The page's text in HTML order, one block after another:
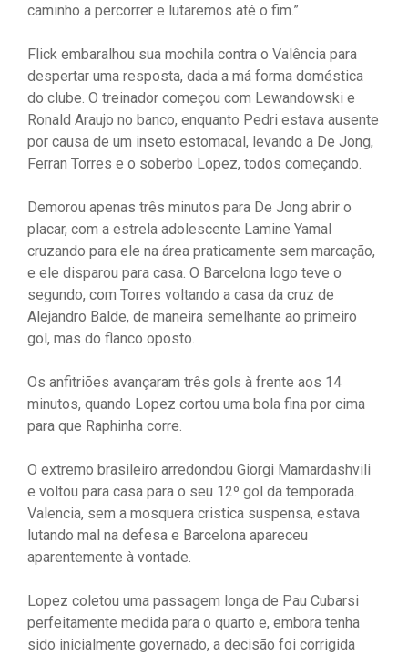
caminho a percorrer e lutaremos até o fim.”
Flick embaralhou sua mochila contra o Valência para
despertar uma resposta, dada a má forma doméstica
do clube. O treinador começou com Lewandowski e
Ronald Araujo no banco, enquanto Pedri estava ausente
por causa de um inseto estomacal, levando a De Jong,
Ferran Torres e o soberbo Lopez, todos começando.
Demorou apenas três minutos para De Jong abrir o
placar, com a estrela adolescente Lamine Yamal
cruzando para ele na área praticamente sem marcação,
e ele disparou para casa. O Barcelona logo teve o
segundo, com Torres voltando a casa da cruz de
Alejandro Balde, de maneira semelhante ao primeiro
gol, mas do flanco oposto.
Os anfitriões avançaram três gols à frente aos 14
minutos, quando Lopez cortou uma bola fina por cima
para que Raphinha corre.
O extremo brasileiro arredondou Giorgi Mamardashvili
e voltou para casa para o seu 12º gol da temporada.
Valencia, sem a mosquera cristica suspensa, estava
lutando mal na defesa e Barcelona apareceu
aparentemente à vontade.
Lopez coletou uma passagem longa de Pau Cubarsi
perfeitamente medida para o quarto e, embora tenha
sido inicialmente governado, a decisão foi corrigida